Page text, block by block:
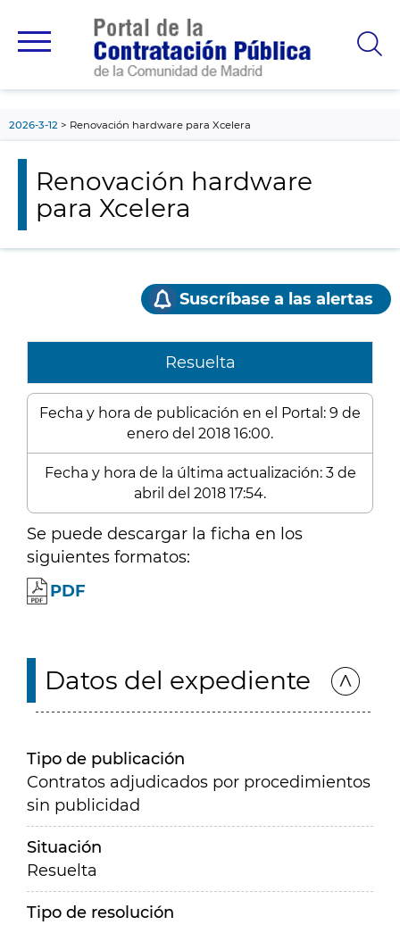
principal
2026-3-12 Renovación hardware para Xcelera
Renovación hardware
para Xcelera
Suscríbase a las alertas
Resuelta
Fecha y hora de publicación en el Portal: 9 de
enero del 2018 16:00.
Fecha y hora de la última actualización: 3 de
abril del 2018 17:54.
Se puede descargar la ficha en los
siguientes formatos:
PDF
Datos del expediente
Tipo de publicación
Contratos adjudicados por procedimientos
sin publicidad
Situación
Resuelta
Tipo de resolución